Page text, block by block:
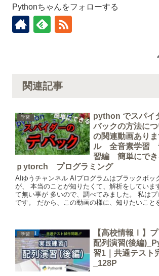
Pythonちゃんをフォローする
関連記事
学習
python でスパイ
バックの方法
の関連動画あり
ル 全音素学習
習編 簡単にで
ｐytorch プログラミング
AIゆうチャンネル AIプログラムはブラックボッ
が、 本当のことが知りたくて、解析をしていま
て無い事が 多いので、調べてみました。 私は
です。 だから、この動画の様に、知りたいこと
学習
【高校情報Ⅰ】
配列演習(後編
習1｜共通テスト
_128P